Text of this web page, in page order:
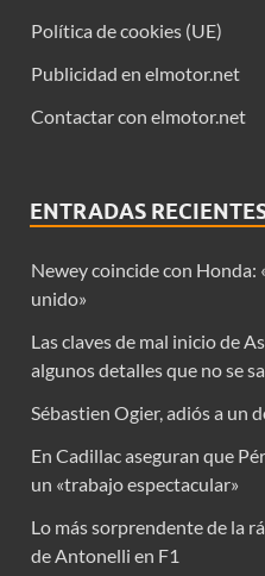
Política de cookies (UE)
Publicidad en elmotor.net
Contactar con elmotor.net
ENTRADAS
Newey coincide con Honda:
unido»
Las claves de mal inicio de
algunos detalles que no se
Sébastien Ogier, adiós a un
En Cadillac aseguran que
un «trabajo espectacular»
Lo más sorprendente de la
de Antonelli en F1